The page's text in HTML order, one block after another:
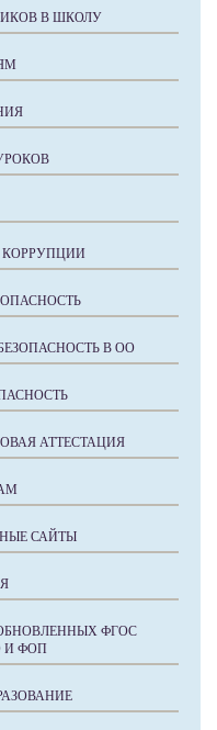
В ШКОЛУ
КОРРУПЦИИ
В ОО
АТТЕСТАЦИЯ
САЙТЫ
ФГОС
И ФОП